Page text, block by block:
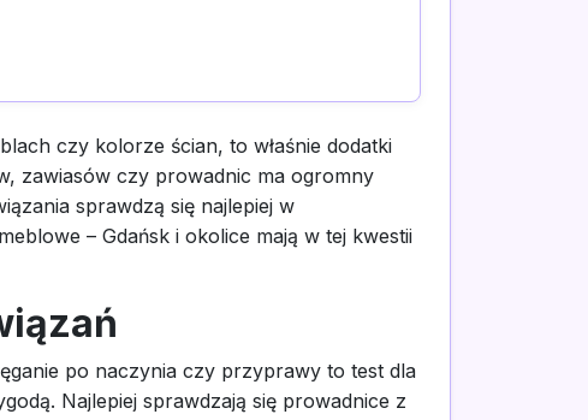
czy kolorze ścian, to właśnie dodatki
zawiasów czy prowadnic ma ogromny
sprawdzą się najlepiej w
– Gdańsk i okolice mają w tej kwestii
po naczynia czy przyprawy to test dla
Najlepiej sprawdzają się prowadnice z